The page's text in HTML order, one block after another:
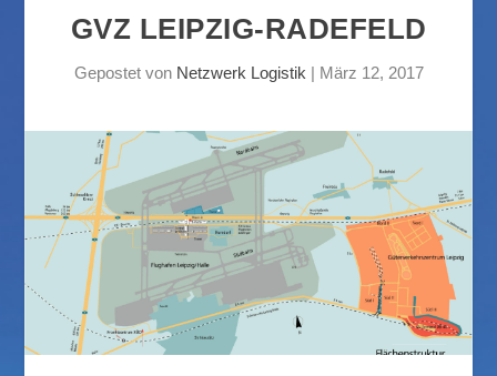
GVZ LEIPZIG-RADEFELD
Gepostet von Netzwerk Logistik | März 12, 2017